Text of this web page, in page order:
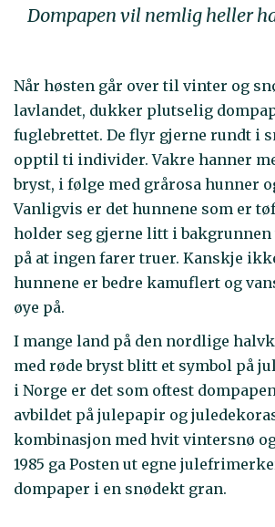
Dompapen vil nemlig heller
Når høsten går over til vinter og
lavlandet, dukker plutselig
fuglebrettet. De flyr gjerne rundt i
opptil ti individer. Vakre hanner
bryst, i følge med grårosa hunner
Vanligvis er det hunnene som er
holder seg gjerne litt i
på at ingen farer truer. Kanskje
hunnene er bedre kamuflert og
øye på.
I mange land på den nordlige
med røde bryst blitt et symbol på
i Norge er det som oftest
avbildet på julepapir og
kombinasjon med hvit vintersnø
1985 ga Posten ut egne
dompaper i en snødekt gran.